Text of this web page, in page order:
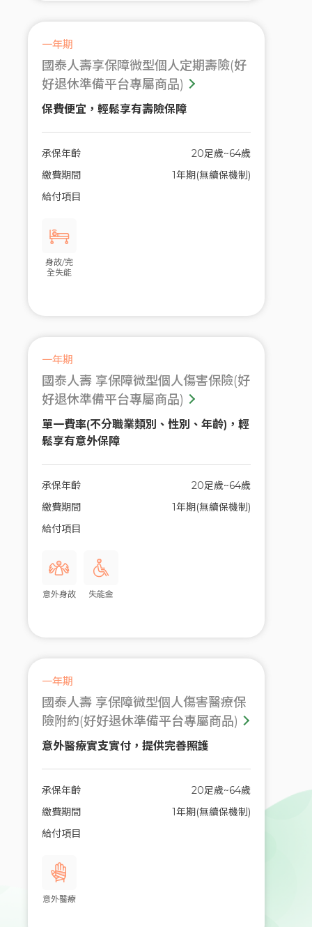
一年期
國泰人壽享保障微型個人定期壽險(好
好退休準備平台專屬商品)
保費便宜，輕鬆享有壽險保障
承保年齡
20足歲~64歲
繳費期間
1年期(無續保機制)
給付項目
身故/完
全失能
一年期
國泰人壽 享保障微型個人傷害保險(好
好退休準備平台專屬商品)
單一費率(不分職業類別、性別、年齡)，輕
鬆享有意外保障
承保年齡
20足歲~64歲
繳費期間
1年期(無續保機制)
給付項目
意外身故 失能金
一年期
國泰人壽 享保障微型個人傷害醫療保
險附約(好好退休準備平台專屬商品)
意外醫療實支實付，提供完善照護
承保年齡
20足歲~64歲
繳費期間
1年期(無續保機制)
給付項目
意外醫療